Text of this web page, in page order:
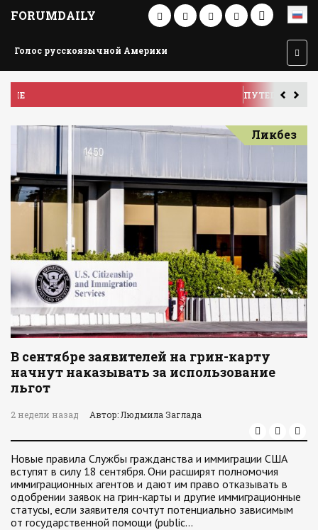
FORUMDAILY
Голос русскоязычной Америки
ПУТЕШЕСТВИЕ ПО АМЕРИКЕ
Ликбез
В сентябре заявителей на грин-карту
начнут наказывать за использование
льгот
2 недели назад Автор: Людмила Заглада
Новые правила Службы гражданства и иммиграции США
вступят в силу 18 сентября. Они расширят полномочия
иммиграционных агентов и дают им право отказывать в
одобрении заявок на грин-карты и другие иммиграционные
статусы, если заявителя сочтут потенциально зависимым
от государственной помощи (public…